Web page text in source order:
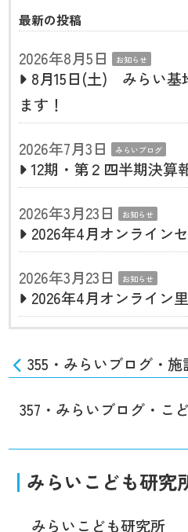
最新の投稿
2026年8月5日 お知らせ
8月15日(土) みらい基
ます！
2026年7月3日
みらいブログ
12期・第２四半期決算
2026年3月23日
お知らせ
2026年4月オンライン
2026年3月23日
お知らせ
2026年4月オンライン
355・みらいブログ・
357・みらいブログ・こ
みらいこども研究
みらいこども研究所